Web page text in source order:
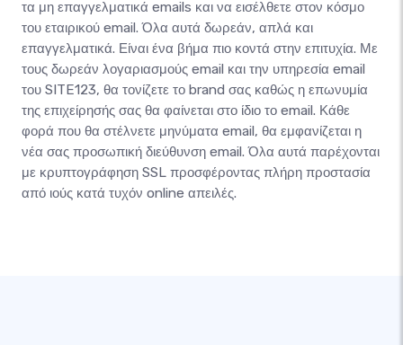
τα μη επαγγελματικά emails και να εισέλθετε στον κόσμο
του εταιρικού email. Όλα αυτά δωρεάν, απλά και
επαγγελματικά. Είναι ένα βήμα πιο κοντά στην επιτυχία. Με
τους δωρεάν λογαριασμούς email και την υπηρεσία email
του SITE123, θα τονίζετε το brand σας καθώς η επωνυμία
της επιχείρησής σας θα φαίνεται στο ίδιο το email. Κάθε
φορά που θα στέλνετε μηνύματα email, θα εμφανίζεται η
νέα σας προσωπική διεύθυνση email. Όλα αυτά παρέχονται
με κρυπτογράφηση SSL προσφέροντας πλήρη προστασία
από ιούς κατά τυχόν online απειλές.